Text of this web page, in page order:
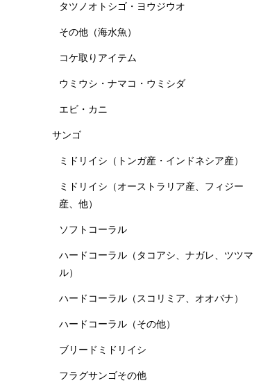
タツノオトシゴ・ヨウジウオ
その他（海水魚）
コケ取りアイテム
ウミウシ・ナマコ・ウミシダ
エビ・カニ
サンゴ
ミドリイシ（トンガ産・インドネシア産）
ミドリイシ（オーストラリア産、フィジー
産、他）
ソフトコーラル
ハードコーラル（タコアシ、ナガレ、ツツマ
ル）
ハードコーラル（スコリミア、オオバナ）
ハードコーラル（その他）
ブリードミドリイシ
フラグサンゴその他